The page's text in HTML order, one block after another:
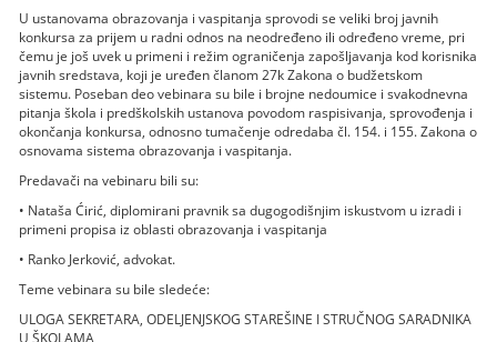
U ustanovama obrazovanja i vaspitanja sprovodi se veliki broj javnih
konkursa za prijem u radni odnos na neodređeno ili određeno vreme, pri
čemu je još uvek u primeni i režim ograničenja zapošljavanja kod korisnika
javnih sredstava, koji je uređen članom 27k Zakona o budžetskom
sistemu. Poseban deo vebinara su bile i brojne nedoumice i svakodnevna
pitanja škola i predškolskih ustanova povodom raspisivanja, sprovođenja i
okončanja konkursa, odnosno tumačenje odredaba čl. 154. i 155. Zakona o
osnovama sistema obrazovanja i vaspitanja.
Predavači na vebinaru bili su:
• Nataša Ćirić, diplomirani pravnik sa dugogodišnjim iskustvom u izradi i
primeni propisa iz oblasti obrazovanja i vaspitanja
• Ranko Jerković, advokat.
Teme vebinara su bile sledeće:
ULOGA SEKRETARA, ODELJENJSKOG STAREŠINE I STRUČNOG SARADNIKA